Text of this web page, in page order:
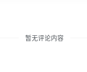
暂无评论内容